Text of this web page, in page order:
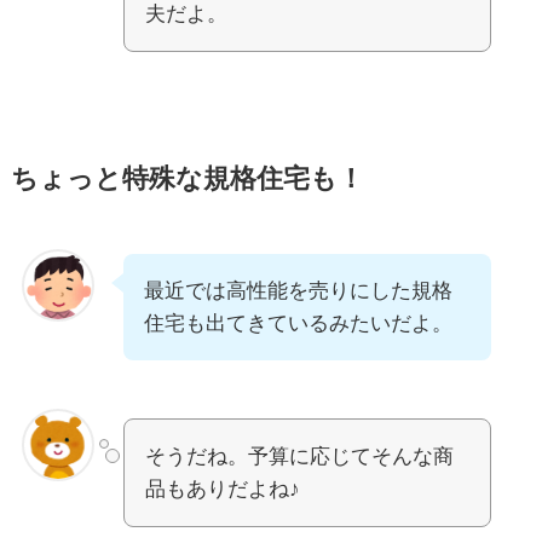
夫だよ。
ちょっと特殊な規格住宅も！
最近では高性能を売りにした規格
住宅も出てきているみたいだよ。
そうだね。予算に応じてそんな商
品もありだよね♪